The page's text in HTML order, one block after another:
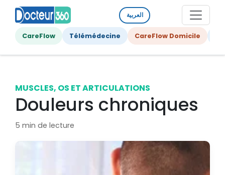
العربية
CareFlow Télémédecine CareFlow Domicile
MUSCLES, OS ET ARTICULATIONS
Douleurs chroniques
5 min de lecture